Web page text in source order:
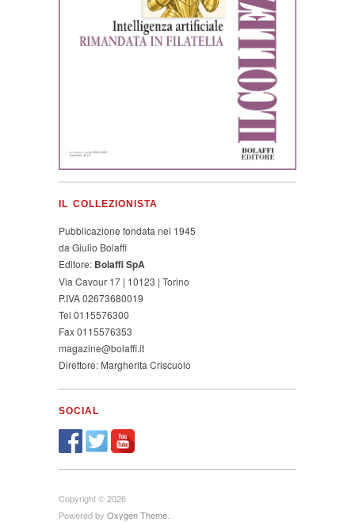
IL COLLEZIONISTA
Pubblicazione fondata nel 1945
da Giulio Bolaffi
Editore: Bolaffi SpA
Via Cavour 17 | 10123 | Torino
P.IVA 02673680019
Tel 0115576300
Fax 0115576353
magazine@bolaffi.it
Direttore: Margherita Criscuolo
SOCIAL
Copyright © 2026
Powered by Oxygen Theme